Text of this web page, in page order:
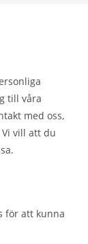
till våra
med oss,
vill att du
för att kunna